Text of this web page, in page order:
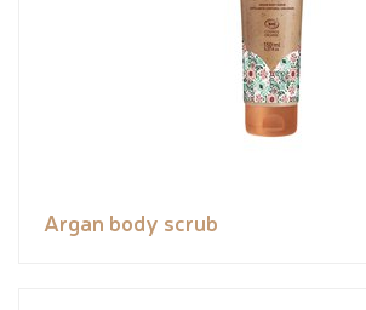
Argan body scrub